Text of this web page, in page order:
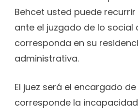
Behcet usted puede
ante el juzgado de lo social
corresponda en su
administrativa.
El juez será el encargado
corresponde la